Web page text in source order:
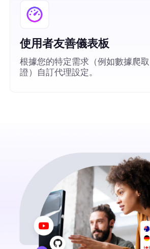
使用者友善儀表板
根據您的特定需求（例如數據爬
證）自訂代理設定。